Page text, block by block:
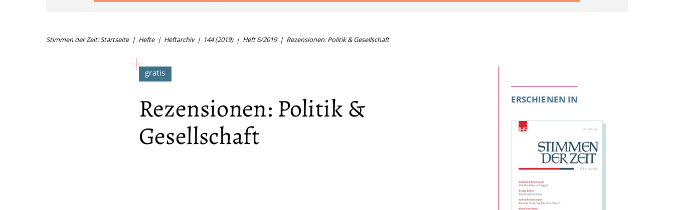
Stimmen der Zeit: Startseite Hefte Heftarchiv 144 (2019) Heft 6/2019 Rezensionen: Politik & Gesellschaft
Rezensionen: Politik &
Gesellschaft
ERSCHIENEN IN